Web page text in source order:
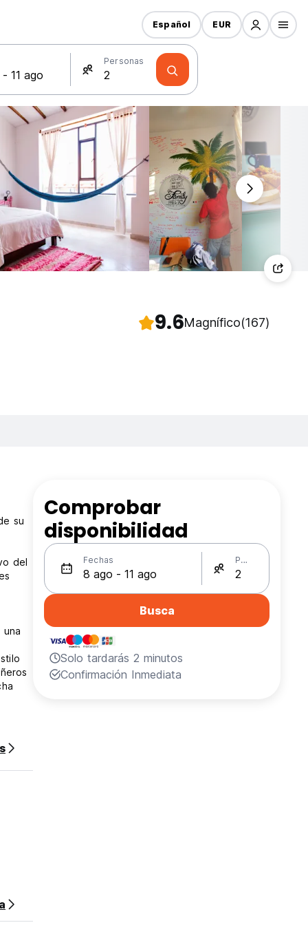
Personas
Español EUR
9.6Magnífico(167)
su
del
una
su
Comprobar
disponibilidad
Fechas Personas
Busca
Solo tardarás 2 minutos
Confirmación Inmediata